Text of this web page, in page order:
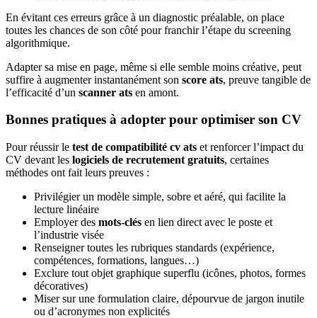
En évitant ces erreurs grâce à un diagnostic préalable, on place
toutes les chances de son côté pour franchir l’étape du screening
algorithmique.
Adapter sa mise en page, même si elle semble moins créative, peut
suffire à augmenter instantanément son score ats, preuve tangible de
l’efficacité d’un scanner ats en amont.
Bonnes pratiques à adopter pour optimiser son CV
Pour réussir le test de compatibilité cv ats et renforcer l’impact du
CV devant les logiciels de recrutement gratuits, certaines
méthodes ont fait leurs preuves :
Privilégier un modèle simple, sobre et aéré, qui facilite la
lecture linéaire
Employer des mots-clés en lien direct avec le poste et
l’industrie visée
Renseigner toutes les rubriques standards (expérience,
compétences, formations, langues…)
Exclure tout objet graphique superflu (icônes, photos, formes
décoratives)
Miser sur une formulation claire, dépourvue de jargon inutile
ou d’acronymes non explicités